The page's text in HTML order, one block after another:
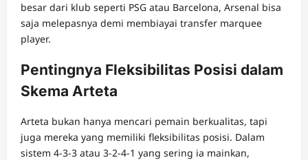
besar dari klub seperti PSG atau Barcelona, Arsenal bisa
saja melepasnya demi membiayai transfer marquee
player.
Pentingnya Fleksibilitas Posisi dalam
Skema Arteta
Arteta bukan hanya mencari pemain berkualitas, tapi
juga mereka yang memiliki fleksibilitas posisi. Dalam
sistem 4-3-3 atau 3-2-4-1 yang sering ia mainkan,